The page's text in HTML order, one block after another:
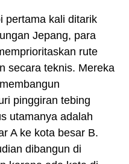
pertama kali ditarik
Jepang, para
rute
secara teknis. Mereka
pinggiran tebing
utamanya adalah
A ke kota besar B.
dibangun di